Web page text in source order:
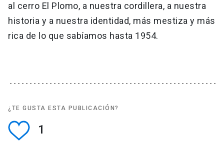
al cerro El Plomo, a nuestra cordillera, a nuestra
historia y a nuestra identidad, más mestiza y más
rica de lo que sabíamos hasta 1954.
¿TE GUSTA ESTA PUBLICACIÓN?
1